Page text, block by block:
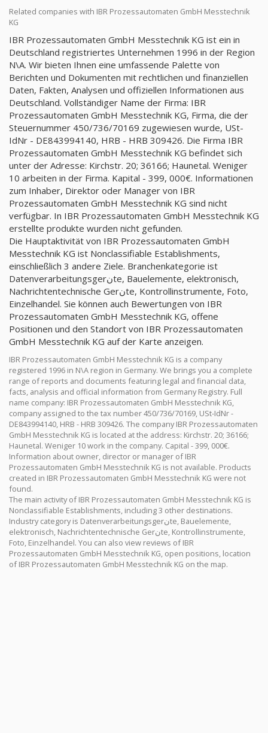
Related companies with IBR Prozessautomaten GmbH Messtechnik
KG
IBR Prozessautomaten GmbH Messtechnik KG ist ein in
Deutschland registriertes Unternehmen 1996 in der Region
N\A. Wir bieten Ihnen eine umfassende Palette von
Berichten und Dokumenten mit rechtlichen und finanziellen
Daten, Fakten, Analysen und offiziellen Informationen aus
Deutschland. Vollständiger Name der Firma: IBR
Prozessautomaten GmbH Messtechnik KG, Firma, die der
Steuernummer 450/736/70169 zugewiesen wurde, USt-
IdNr - DE843994140, HRB - HRB 309426. Die Firma IBR
Prozessautomaten GmbH Messtechnik KG befindet sich
unter der Adresse: Kirchstr. 20; 36166; Haunetal. Weniger
10 arbeiten in der Firma. Kapital - 399, 000€. Informationen
zum Inhaber, Direktor oder Manager von IBR
Prozessautomaten GmbH Messtechnik KG sind nicht
verfügbar. In IBR Prozessautomaten GmbH Messtechnik KG
erstellte produkte wurden nicht gefunden.
Die Hauptaktivität von IBR Prozessautomaten GmbH
Messtechnik KG ist Nonclassifiable Establishments,
einschließlich 3 andere Ziele. Branchenkategorie ist
Datenverarbeitungsgerنte, Bauelemente, elektronisch,
Nachrichtentechnische Gerنte, Kontrollinstrumente, Foto,
Einzelhandel. Sie können auch Bewertungen von IBR
Prozessautomaten GmbH Messtechnik KG, offene
Positionen und den Standort von IBR Prozessautomaten
GmbH Messtechnik KG auf der Karte anzeigen.
IBR Prozessautomaten GmbH Messtechnik KG is a company
registered 1996 in N\A region in Germany. We brings you a complete
range of reports and documents featuring legal and financial data,
facts, analysis and official information from Germany Registry. Full
name company: IBR Prozessautomaten GmbH Messtechnik KG,
company assigned to the tax number 450/736/70169, USt-IdNr -
DE843994140, HRB - HRB 309426. The company IBR Prozessautomaten
GmbH Messtechnik KG is located at the address: Kirchstr. 20; 36166;
Haunetal. Weniger 10 work in the company. Capital - 399, 000€.
Information about owner, director or manager of IBR
Prozessautomaten GmbH Messtechnik KG is not available. Products
created in IBR Prozessautomaten GmbH Messtechnik KG were not
found.
The main activity of IBR Prozessautomaten GmbH Messtechnik KG is
Nonclassifiable Establishments, including 3 other destinations.
Industry category is Datenverarbeitungsgerنte, Bauelemente,
elektronisch, Nachrichtentechnische Gerنte, Kontrollinstrumente,
Foto, Einzelhandel. You can also view reviews of IBR
Prozessautomaten GmbH Messtechnik KG, open positions, location
of IBR Prozessautomaten GmbH Messtechnik KG on the map.